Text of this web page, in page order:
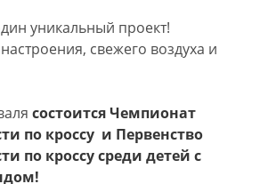
уникальный проект!
свежего воздуха и
состоится Чемпионат
по кроссу и Первенство
по кроссу среди детей с